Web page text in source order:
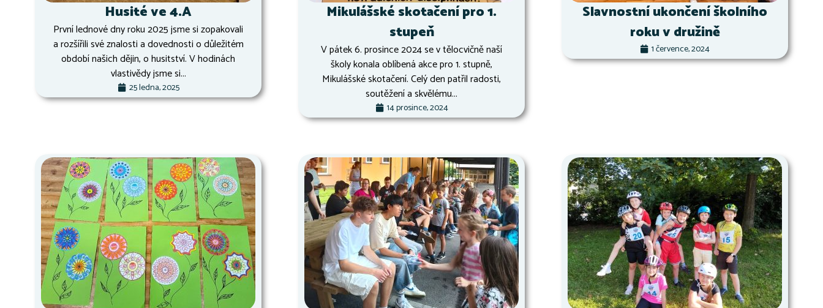
Husité ve 4.A
První lednové dny roku 2025 jsme si zopakovali
a rozšířili své znalosti a dovednosti o důležitém
období našich dějin, o husitství. V hodinách
vlastivědy jsme si...
25 ledna, 2025
Mikulášské skotačení pro 1.
stupeň
V pátek 6. prosince 2024 se v tělocvičně naší
školy konala oblíbená akce pro 1. stupně,
Mikulášské skotačení. Celý den patřil radosti,
soutěžení a skvělému...
14 prosince, 2024
Slavnostní ukončení školního
roku v družině
1 července, 2024